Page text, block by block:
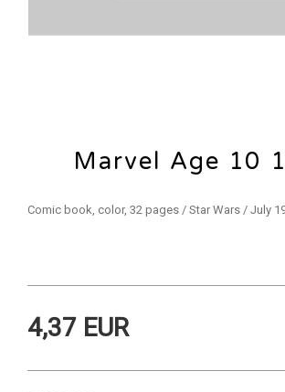
Marvel Age 10
Comic book, color, 32 pages / Star Wars / July
4,37 EUR